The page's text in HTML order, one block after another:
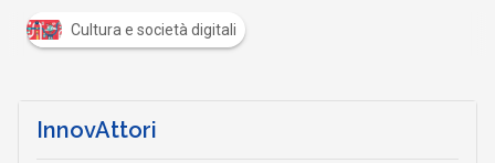
Cultura e società digitali
InnovAttori